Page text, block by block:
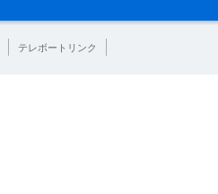
テレボートリンク